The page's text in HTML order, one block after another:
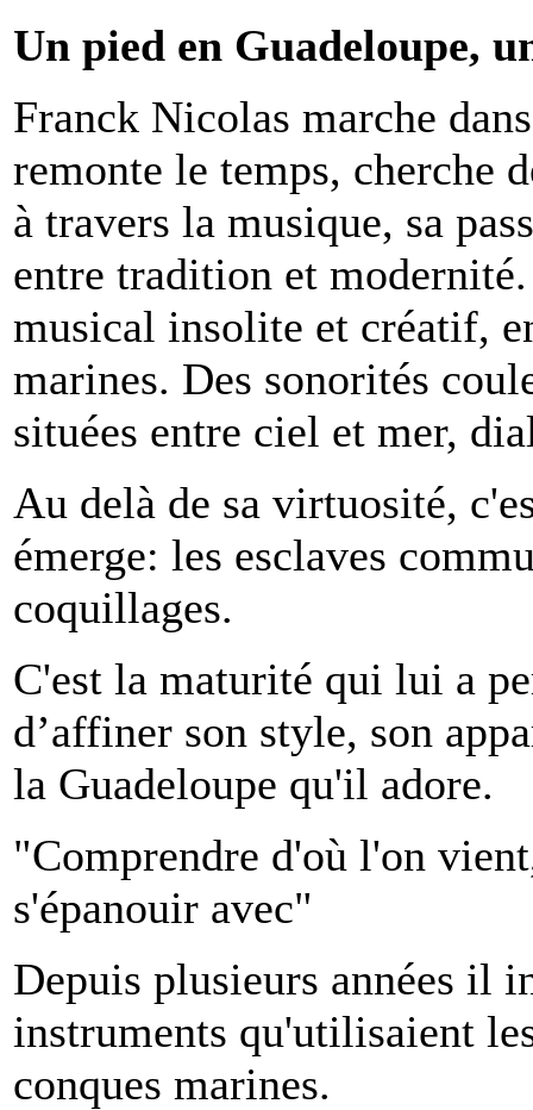
Un pied en Guadeloupe,
Franck Nicolas marche
remonte le temps, cherche
à travers la musique, sa
entre tradition et
musical insolite et créatif,
marines. Des sonorités
situées entre ciel et mer,
Au delà de sa virtuosité,
émerge: les esclaves
coquillages.
C'est la maturité qui lui a
d’affiner son style, son
la Guadeloupe qu'il adore.
"Comprendre d'où l'on
s'épanouir avec"
Depuis plusieurs années il
instruments qu'utilisaient
conques marines.